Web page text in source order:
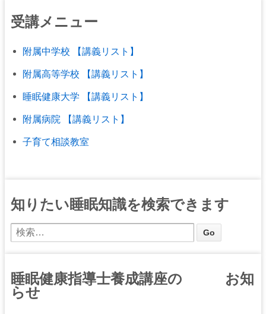
受講メニュー
附属中学校 【講義リスト】
附属高等学校 【講義リスト】
睡眠健康大学 【講義リスト】
附属病院 【講義リスト】
子育て相談教室
知りたい睡眠知識を検索できます
睡眠健康指導士養成講座の お知
らせ